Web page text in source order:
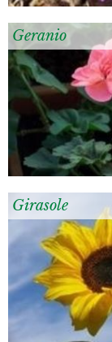
Geranio
Girasole